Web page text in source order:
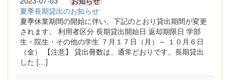
夏季長期貸出のお知らせ
夏季休業期間の開始に伴い、下記のとおり貸出期間が変更
されます。 利用者区分 長期貸出開始日 返却期限日 学部
生・院生・その他の学生 ７月１７日（月）～ １０月６日
（金） 【注意】 貸出冊数は、通常どおりです。長期貸出
した […]